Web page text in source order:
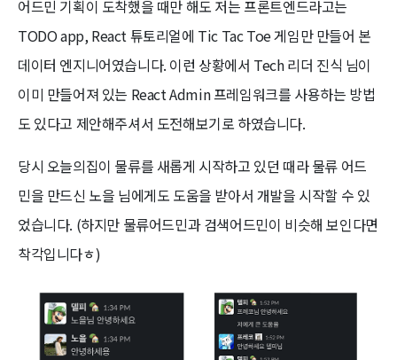
어드민 기획이 도착했을 때만 해도 저는 프론트엔드라고는
TODO app, React 튜토리얼에 Tic Tac Toe 게임만 만들어 본
데이터 엔지니어였습니다. 이런 상황에서 Tech 리더 진식 님이
이미 만들어져 있는 React Admin 프레임워크를 사용하는 방법
도 있다고 제안해주셔서 도전해보기로 하였습니다.
당시 오늘의집이 물류를 새롭게 시작하고 있던 때라 물류 어드
민을 만드신 노을 님에게도 도움을 받아서 개발을 시작할 수 있
었습니다. (하지만 물류어드민과 검색어드민이 비슷해 보인다면
착각입니다ㅎ)